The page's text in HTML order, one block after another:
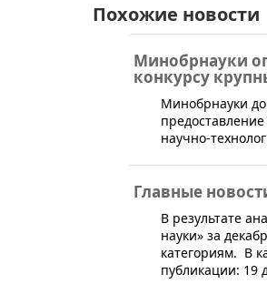
Похожие новости
Минобрнауки
конкурсу
​Минобрнауки
научно-
Главные
В результате
науки» за
категориям. В
публикации: 19